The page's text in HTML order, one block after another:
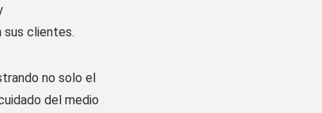
sus clientes.
no solo el
del medio